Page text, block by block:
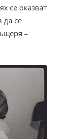
се оказват
да се
–